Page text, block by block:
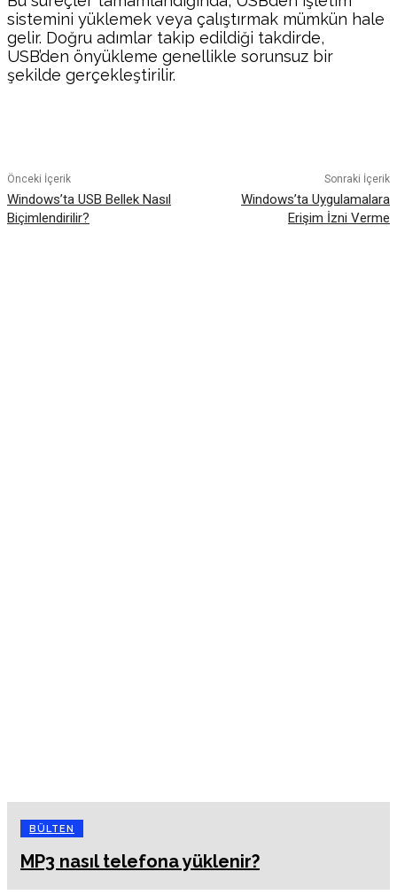
sistemini yüklemek veya çalıştırmak mümkün hale
gelir. Doğru adımlar takip edildiği takdirde,
USB’den önyükleme genellikle sorunsuz bir
şekilde gerçekleştirilir.
Önceki İçerik
Windows’ta USB Bellek Nasıl
Biçimlendirilir?
Sonraki İçerik
Windows’ta Uygulamalara
Erişim İzni Verme
BÜLTEN
MP3 nasıl telefona yüklenir?